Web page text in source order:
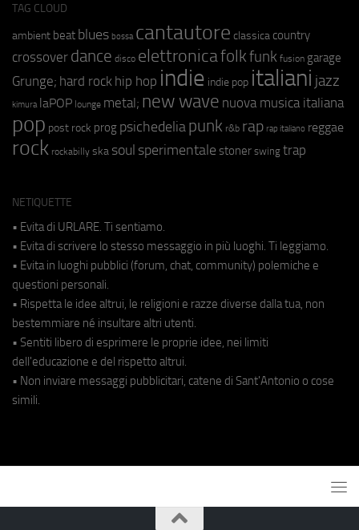
TAG CLOUD
ambient beat blues bossa cantautore classica country
crossover dance disco elettronicafolkfunk fusion garage
Grunge; hard rock hip hop indie indie pop italiani jazz
kimura laPOP lounge metal; new wave nuova musica italiana
pop post rock prog psichedeliapunk r&b rap rap italiano reggae
rock rockabilly ska soul sperimentale stoner swing trap
NETIQUETTE
• Evita di URLARE. Ti sentiamo.
• Evita di scrivere lo stesso messaggio in più luoghi. Ti leggiamo.
• Evita in luoghi pubblici (forum, chat, community) polemiche e
questioni personali.
• Rispetta le idee altrui, le religioni e razze diverse dalla tua, non
bestemmiare né insultare altri utenti.
• Sentiti libero di esprimere le proprie idee, nei limiti
dell'educazione e del rispetto altrui.
• Non inviare messaggi pubblicitari, catene di Sant'Antonio o cose
simili.